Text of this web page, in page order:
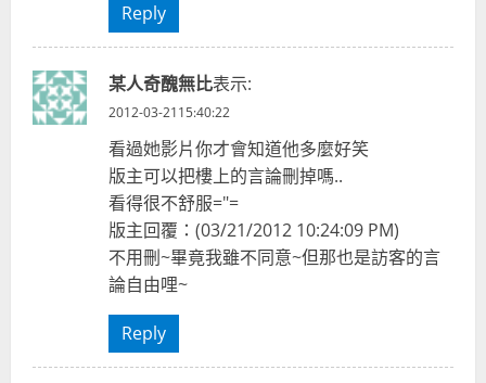
i
n
g
Reply
某人奇醜無比表示:
2012-03-2115:40:22
看過她影片你才會知道他多麼好笑
版主可以把樓上的言論刪掉嗎..
看得很不舒服="=
版主回覆：(03/21/2012 10:24:09 PM)
不用刪~畢竟我雖不同意~但那也是訪客的言
論自由哩~
Reply